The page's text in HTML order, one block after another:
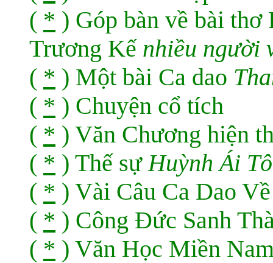
( * ) Góp bàn về bài thơ
Trương Kế nhiều người
( * ) Một bài Ca dao
( * ) Chuyện cổ tích
( * ) Văn Chương hiện
( * ) Thế sựHuỳnh Ái
( * ) Vài Câu Ca Dao
( * ) Công Đức Sanh
( * ) Văn Học Miền